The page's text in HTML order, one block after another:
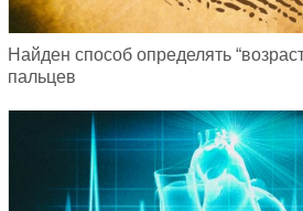
Найден способ определять
пальцев